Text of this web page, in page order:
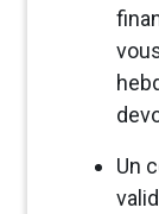
Un